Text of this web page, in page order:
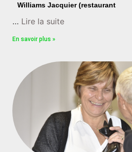
Williams Jacquier (restaurant
… Lire la suite
En savoir plus »